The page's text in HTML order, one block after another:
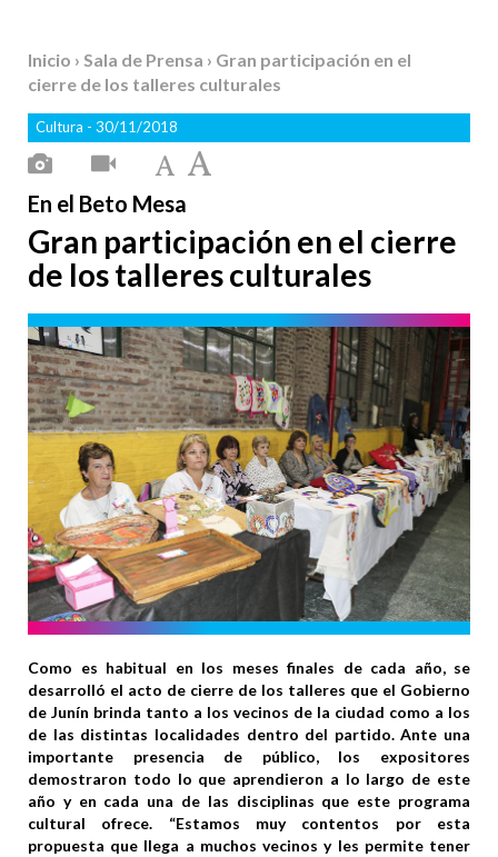
Inicio › Sala de Prensa › Gran participación en el
cierre de los talleres culturales
Cultura - 30/11/2018
En el Beto Mesa
Gran participación en el cierre
de los talleres culturales
Como es habitual en los meses finales de cada año, se
desarrolló el acto de cierre de los talleres que el Gobierno
de Junín brinda tanto a los vecinos de la ciudad como a los
de las distintas localidades dentro del partido. Ante una
importante presencia de público, los expositores
demostraron todo lo que aprendieron a lo largo de este
año y en cada una de las disciplinas que este programa
cultural ofrece. “Estamos muy contentos por esta
propuesta que llega a muchos vecinos y les permite tener